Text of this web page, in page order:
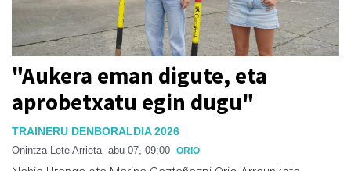
"Aukera eman digute, eta
aprobetxatu egin dugu"
TRAINERU DENBORALDIA 2026
Onintza Lete Arrieta abu 07, 09:00 ORIO